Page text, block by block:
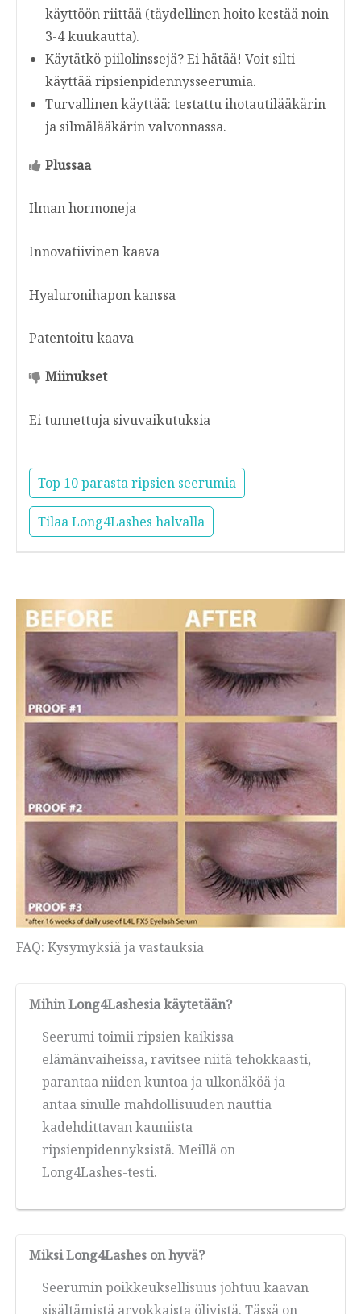
käyttöön riittää (täydellinen hoito kestää noin
3-4 kuukautta).
Käytätkö piilolinssejä? Ei hätää! Voit silti
käyttää ripsienpidennysseerumia.
Turvallinen käyttää: testattu ihotautilääkärin
ja silmälääkärin valvonnassa.
Plussaa
Ilman hormoneja
Innovatiivinen kaava
Hyaluronihapon kanssa
Patentoitu kaava
Miinukset
Ei tunnettuja sivuvaikutuksia
Top 10 parasta ripsien seerumia
Tilaa Long4Lashes halvalla
FAQ: Kysymyksiä ja vastauksia
Mihin Long4Lashesia käytetään?
Seerumi toimii ripsien kaikissa
elämänvaiheissa, ravitsee niitä tehokkaasti,
parantaa niiden kuntoa ja ulkonäköä ja
antaa sinulle mahdollisuuden nauttia
kadehdittavan kauniista
ripsienpidennyksistä. Meillä on
Long4Lashes-testi.
Miksi Long4Lashes on hyvä?
Seerumin poikkeuksellisuus johtuu kaavan
sisältämistä arvokkaista öljyistä. Tässä on